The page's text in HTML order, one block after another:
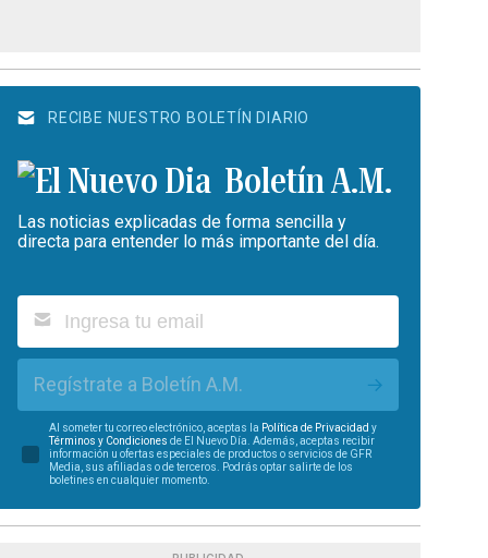
RECIBE NUESTRO BOLETÍN DIARIO
Boletín A.M.
Las noticias explicadas de forma sencilla y
directa para entender lo más importante del día.
Regístrate a Boletín A.M.
Al someter tu correo electrónico, aceptas la Política de Privacidad y
Términos y Condiciones de El Nuevo Día. Además, aceptas recibir
información u ofertas especiales de productos o servicios de GFR
Media, sus afiliadas o de terceros. Podrás optar salirte de los
boletines en cualquier momento.